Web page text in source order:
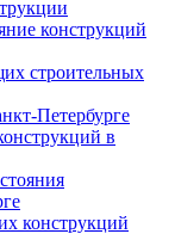
конструкций
строительных
Петербурге
в
конструкций